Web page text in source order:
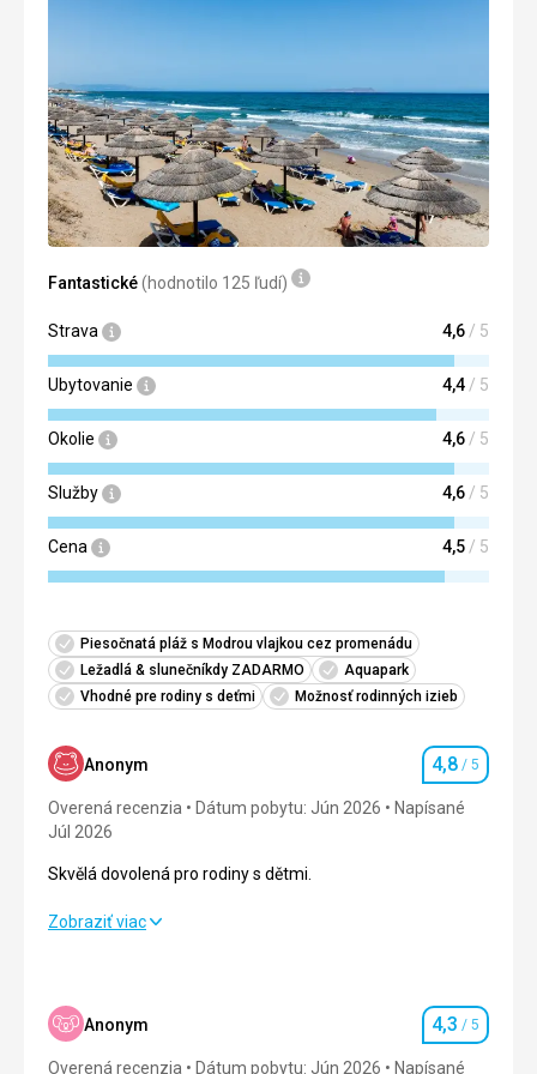
Ubytovanie
vyborne
Služby
dobre
Fantastické(hodnotilo 125 ľudí)
Strava 4,6 / 5
Ubytovanie 4,4 / 5
Okolie 4,6 / 5
Služby 4,6 / 5
Cena 4,5 / 5
Piesočnatá pláž s Modrou vlajkou cez promenádu
Ležadlá & slunečníkdy ZADARMO
Aquapark
Vhodné pre rodiny s deťmi
Možnosť rodinných izieb
Anonym Hodnotenie
4,8 / 5
Overená recenzia Dátum pobytu: Jún 2026
Napísané
Júl 2026
Skvělá dovolená pro rodiny s dětmi.
Skvělá dovolená pro rodiny s dětmi.
Ubytovanie 5,0/ 5
Okolie 4,0
Zobraziť viac
Anonym Hodnotenie
4,3 / 5
Overená recenzia Dátum pobytu: Jún 2026
Napísané